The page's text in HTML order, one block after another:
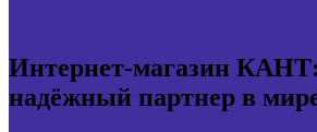
Интернет-магазин
надёжный партнер в